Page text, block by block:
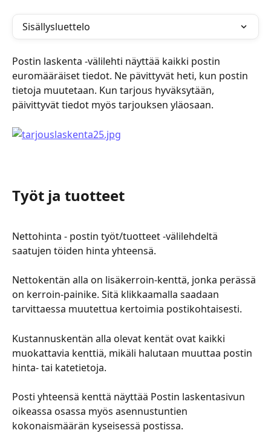
Sisällysluettelo
Postin laskenta -välilehti näyttää kaikki postin
euromääräiset tiedot. Ne pävittyvät heti, kun postin
tietoja muutetaan. Kun tarjous hyväksytään,
päivittyvät tiedot myös tarjouksen yläosaan.
Työt ja tuotteet
Nettohinta - postin työt/tuotteet -välilehdeltä
saatujen töiden hinta yhteensä.
Nettokentän alla on lisäkerroin-kenttä, jonka perässä
on kerroin-painike. Sitä klikkaamalla saadaan
tarvittaessa muutettua kertoimia postikohtaisesti.
Kustannuskentän alla olevat kentät ovat kaikki
muokattavia kenttiä, mikäli halutaan muuttaa postin
hinta- tai katetietoja.
Posti yhteensä kenttä näyttää Postin laskentasivun
oikeassa osassa myös asennustuntien
kokonaismäärän kyseisessä postissa.